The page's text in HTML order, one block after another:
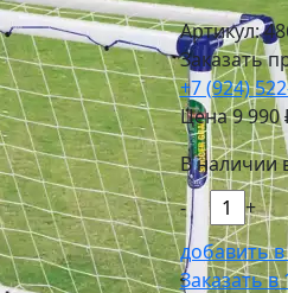
Артикул:
Заказать
+7 (924)
Цена9 990
В наличии
-
+
добавить
Заказать в